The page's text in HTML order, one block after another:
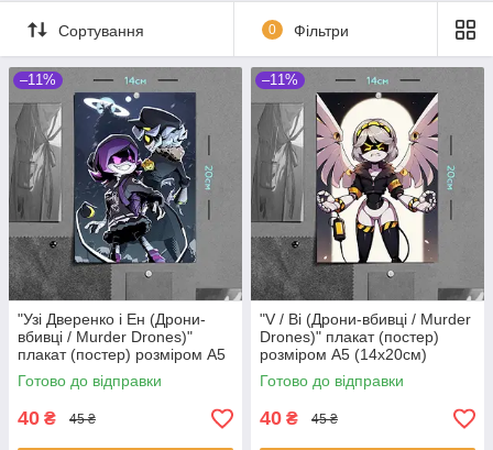
Сортування 0 Фільтри
–11%
"Узі Дверенко і Ен (Дрони-
вбивці / Murder Drones)"
плакат (постер) розміром А5
(14х20см)
Готово до відправки
40 ₴ 45 ₴
–11%
"V / Ві (Дрони-вбивці / Murder
Drones)" плакат (постер)
розміром А5 (14х20см)
Готово до відправки
40 ₴ 45 ₴